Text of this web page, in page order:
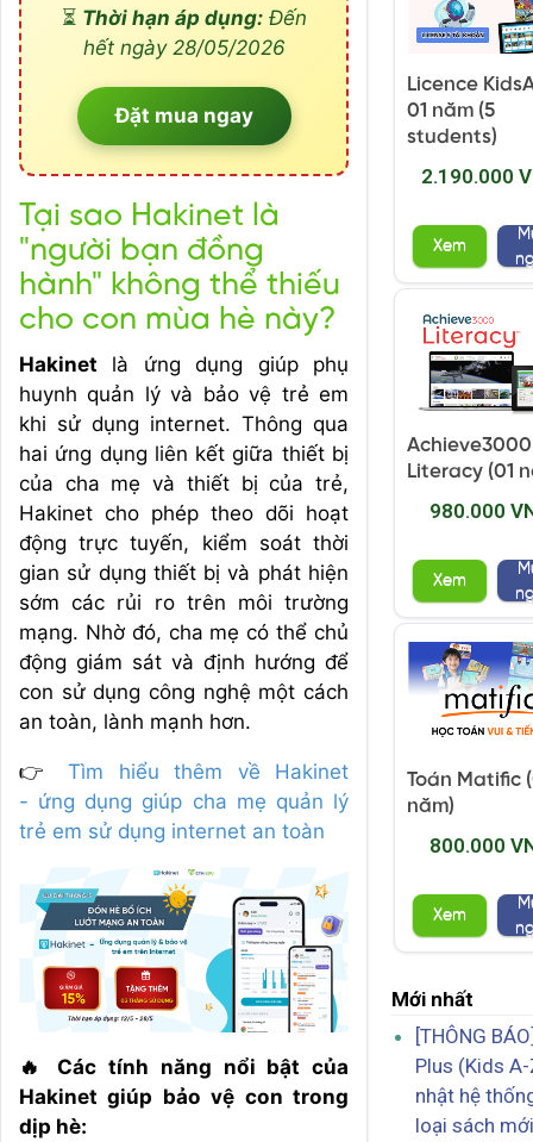
⏳ Thời hạn áp dụng:Đến
hết ngày 28/05/2026
Đặt mua ngay
Tại sao Hakinet là
"người bạn đồng
hành" không thể thiếu
cho con mùa hè này?
Hakinet là ứng dụng giúp phụ
huynh quản lý và bảo vệ trẻ em
khi sử dụng internet. Thông qua
hai ứng dụng liên kết giữa thiết bị
của cha mẹ và thiết bị của trẻ,
Hakinet cho phép theo dõi hoạt
động trực tuyến, kiểm soát thời
gian sử dụng thiết bị và phát hiện
sớm các rủi ro trên môi trường
mạng. Nhờ đó, cha mẹ có thể chủ
động giám sát và định hướng để
con sử dụng công nghệ một cách
an toàn, lành mạnh hơn.
👉 Tìm hiểu thêm về Hakinet
- ứng dụng giúp cha mẹ quản lý
trẻ em sử dụng internet an toàn
🔥 Các tính năng nổi bật của
Hakinet giúp bảo vệ con trong
dịp hè:
Licence
01 năm (5
students)
2.190.000
Xem
Achieve3000
Literacy (01
980.000
Xem
Toán Matific
năm)
800.000
Xem
Mới nhất
[THÔNG
Plus (Kids
nhật hệ
loại sách